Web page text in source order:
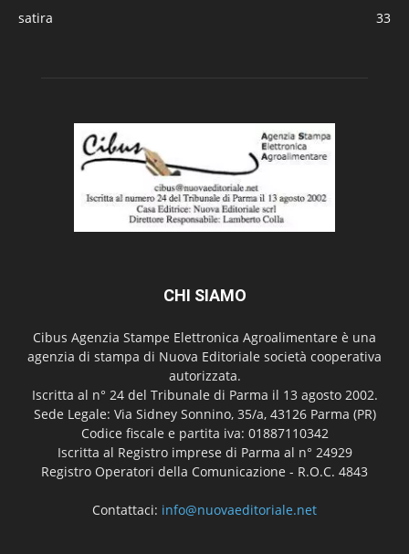
satira
33
CHI SIAMO
Cibus Agenzia Stampe Elettronica Agroalimentare è una
agenzia di stampa di Nuova Editoriale società cooperativa
autorizzata.
Iscritta al n° 24 del Tribunale di Parma il 13 agosto 2002.
Sede Legale: Via Sidney Sonnino, 35/a, 43126 Parma (PR)
Codice fiscale e partita iva: 01887110342
Iscritta al Registro imprese di Parma al n° 24929
Registro Operatori della Comunicazione - R.O.C. 4843
Contattaci: info@nuovaeditoriale.net